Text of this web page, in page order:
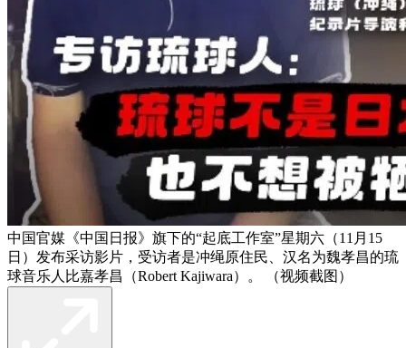
中国官媒《中国日报》旗下的“起底工作室”星期六（11月15
日）发布采访影片，受访者是冲绳原住民、汉名为魏孝昌的琉
球音乐人比嘉孝昌（Robert Kajiwara）。 （视频截图）